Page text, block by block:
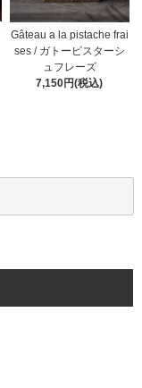
Gâteau a la pistache frai
ses / ガトーピスターシ
ュフレーズ
7,150円(税込)